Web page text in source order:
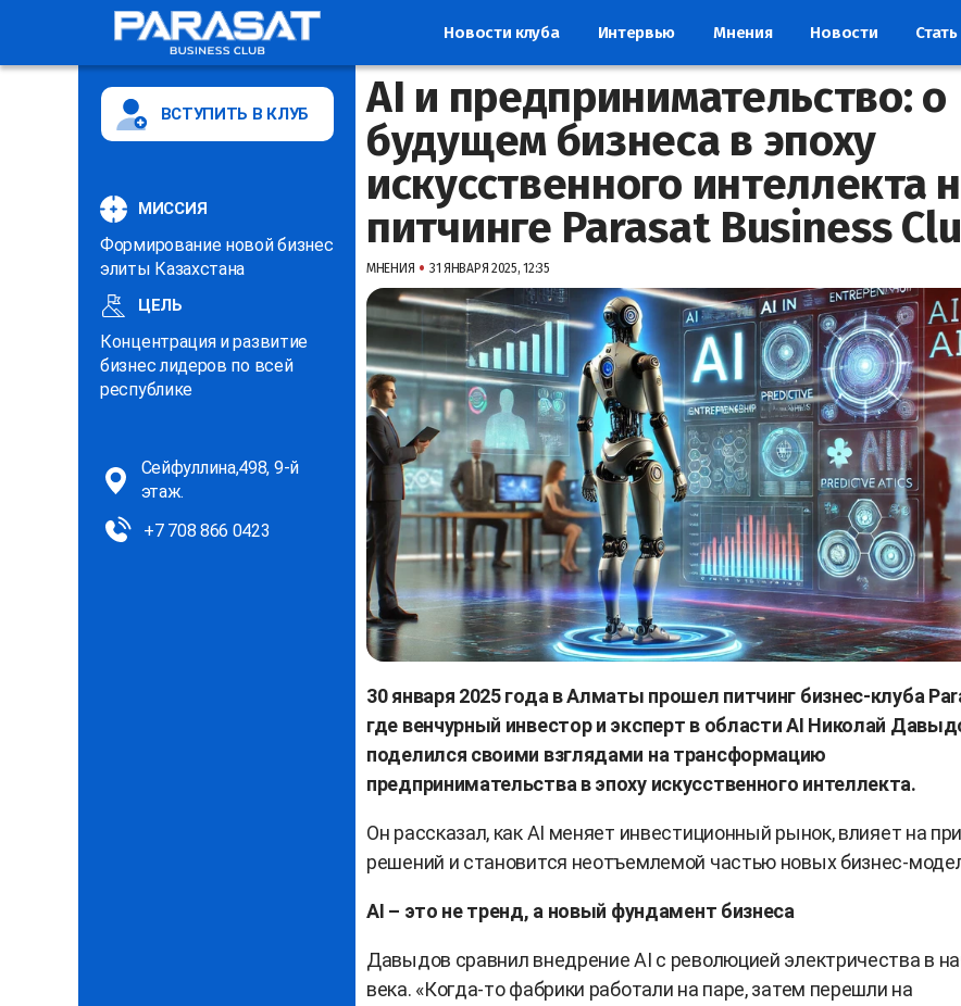
Новости клуба Интервью Мнения Новости
ВСТУПИТЬ В КЛУБ
МИССИЯ
Формирование новой бизнес
элиты Казахстана
ЦЕЛЬ
Концентрация и развитие
бизнес лидеров по всей
республике
Сейфуллина,498, 9-й
этаж.
+7 708 866 0423
AI и предпринимательство: о
будущем бизнеса в эпоху
искусственного интеллекта
питчинге Parasat Business
МНЕНИЯ • 31 ЯНВАРЯ 2025, 12:35
30 января 2025 года в Алматы прошел питчинг бизнес-клуба
где венчурный инвестор и эксперт в области AI Николай
поделился своими взглядами на трансформацию
предпринимательства в эпоху искусственного интеллекта.
Он рассказал, как AI меняет инвестиционный рынок, влияет на
решений и становится неотъемлемой частью новых бизнес-
AI – это не тренд, а новый фундамент бизнеса
Давыдов сравнил внедрение AI с революцией электричества в
века. «Когда-то фабрики работали на паре, затем перешли на